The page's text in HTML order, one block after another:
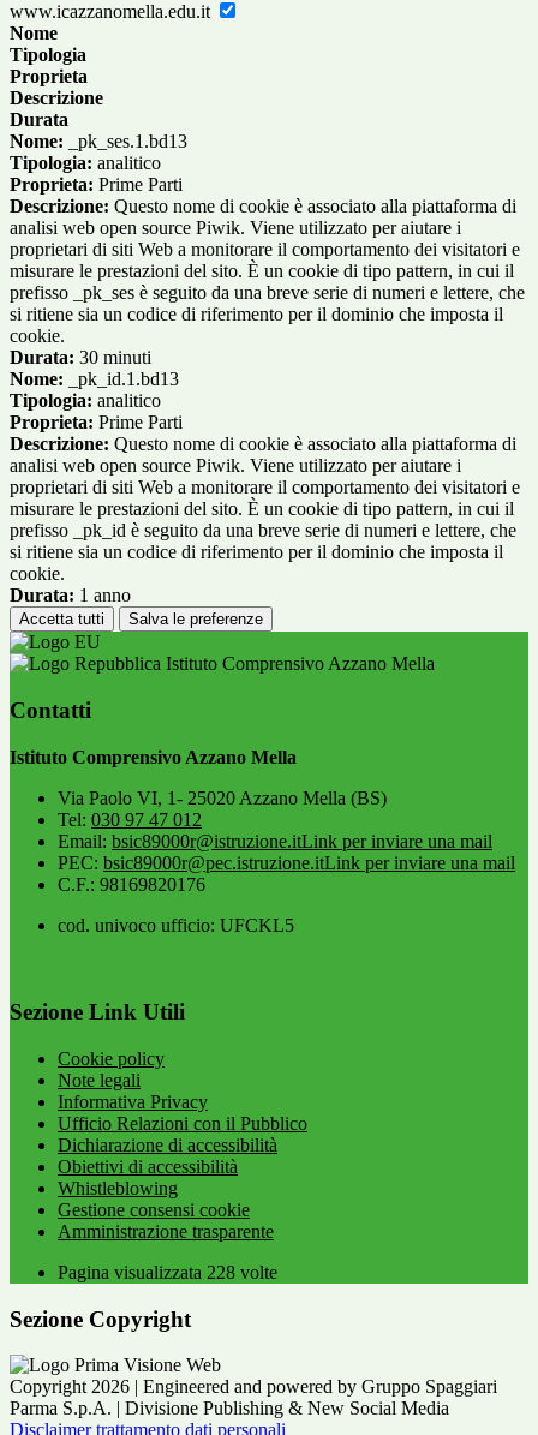
www.icazzanomella.edu.it
Nome
Tipologia
Proprieta
Descrizione
Durata
Nome: _pk_ses.1.bd13
Tipologia: analitico
Proprieta: Prime Parti
Descrizione: Questo nome di cookie è associato alla piattaforma di
analisi web open source Piwik. Viene utilizzato per aiutare i
proprietari di siti Web a monitorare il comportamento dei visitatori e
misurare le prestazioni del sito. È un cookie di tipo pattern, in cui il
prefisso _pk_ses è seguito da una breve serie di numeri e lettere, che
si ritiene sia un codice di riferimento per il dominio che imposta il
cookie.
Durata: 30 minuti
Nome: _pk_id.1.bd13
Tipologia: analitico
Proprieta: Prime Parti
Descrizione: Questo nome di cookie è associato alla piattaforma di
analisi web open source Piwik. Viene utilizzato per aiutare i
proprietari di siti Web a monitorare il comportamento dei visitatori e
misurare le prestazioni del sito. È un cookie di tipo pattern, in cui il
prefisso _pk_id è seguito da una breve serie di numeri e lettere, che
si ritiene sia un codice di riferimento per il dominio che imposta il
cookie.
Durata: 1 anno
Accetta tutti Salva le preferenze
Istituto Comprensivo Azzano Mella
Contatti
Istituto Comprensivo Azzano Mella
Via Paolo VI, 1- 25020 Azzano Mella (BS)
Tel: 030 97 47 012
Email: bsic89000r@istruzione.itLink per inviare una mail
PEC: bsic89000r@pec.istruzione.itLink per inviare una mail
C.F.: 98169820176
cod. univoco ufficio: UFCKL5
Sezione Link Utili
Cookie policy
Note legali
Informativa Privacy
Ufficio Relazioni con il Pubblico
Dichiarazione di accessibilità
Obiettivi di accessibilità
Whistleblowing
Gestione consensi cookie
Amministrazione trasparente
Pagina visualizzata 228 volte
Sezione Copyright
Copyright 2026 | Engineered and powered by Gruppo Spaggiari
Parma S.p.A. | Divisione Publishing & New Social Media
Disclaimer trattamento dati personali